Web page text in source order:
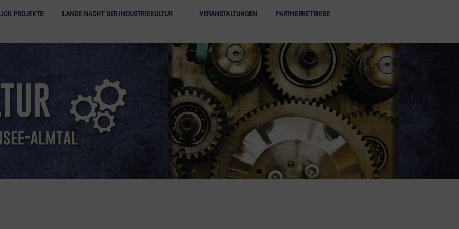
PROJEKTE LANGE NACHT DER INDUSTRIEKULTUR Lange Nacht der Industriekultur - Menü öffnen
VERANSTALTUNGEN PARTNERBETRIEBE